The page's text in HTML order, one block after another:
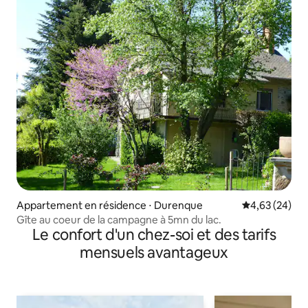
Appartement en résidence ⋅ Durenque Évaluation
4,63 (24)
Gîte au coeur de la campagne à 5mn du lac.
Le confort d'un chez-soi et des tarifs
mensuels avantageux